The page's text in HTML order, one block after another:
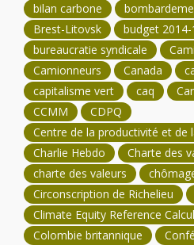
bilan carbone
Brest-Litovsk
budget 2014-
bureaucratie syndicale
Camionneurs
Canada
capitalisme vert
caq
CCMM
CDPQ
Centre de la productivité et de
Charlie Hebdo
Charte des
charte des valeurs
Circonscription de Richelieu
Climate Equity Reference
Colombie britannique